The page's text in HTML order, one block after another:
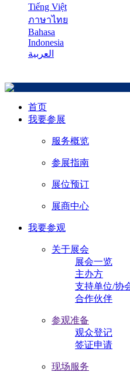
Tiếng Việt
ภาษาไทย
Bahasa
Indonesia
العربية
首页
我要参展
服务概览
参展指南
展位预订
展商中心
我要参观
关于展会
展会一览
主办方
支持单位/协
合作伙伴
参观准备
观众登记
签证申请
现场服务